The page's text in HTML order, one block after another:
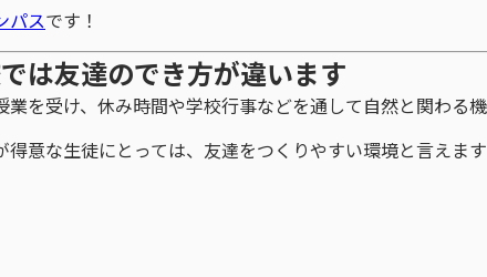
パスです！
は友達のでき方が違います
を受け、休み時間や学校行事などを通して自然と関わる
意な生徒にとっては、友達をつくりやすい環境と言えま